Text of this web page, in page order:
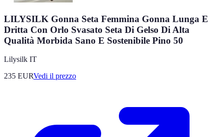
LILYSILK Gonna Seta Femmina Gonna Lunga E
Dritta Con Orlo Svasato Seta Di Gelso Di Alta
Qualità Morbida Sano E Sostenibile Pino 50
Lilysilk IT
235 EURVedi il prezzo